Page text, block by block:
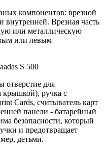
компонентов: врезной
внутренней. Врезная часть
или металлическую
или левым
отверстие для
крышкой), ручка с
Cards, считыватель карт
панели - батарейный
безопасности, который
и предотвращает
детьми.